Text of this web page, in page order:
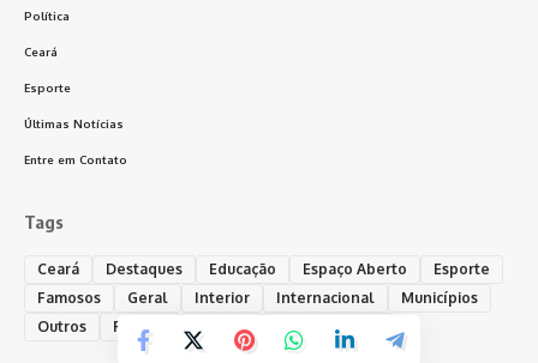
Política
Ceará
Esporte
Últimas Notícias
Entre em Contato
Tags
Ceará Destaques Educação Espaço Aberto
Esporte
Famosos
Geral Interior Internacional
Municípios
Outros
Policial Política Ponto Político